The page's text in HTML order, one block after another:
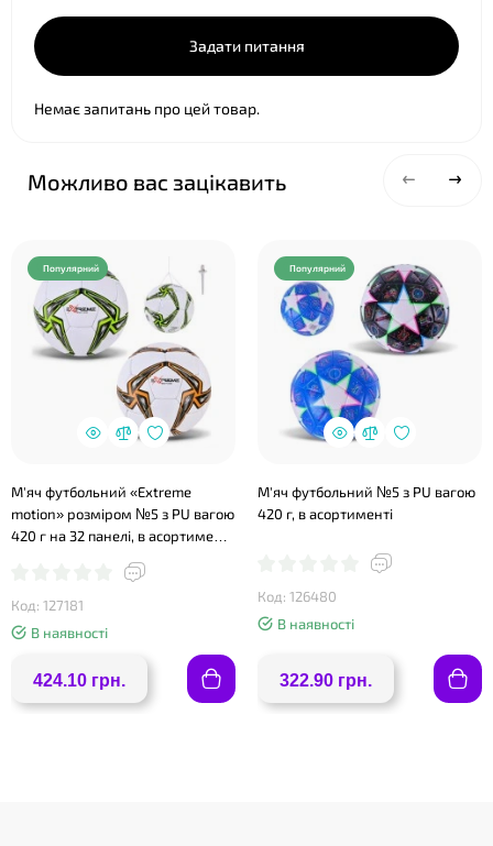
Задати питання
Немає запитань про цей товар.
Можливо вас зацікавить
Популярний
М'яч футбольний «Extreme
motion» розміром №5 з PU вагою
420 г на 32 панелі, в асортименті,
Код: 127181
В наявності
424.10 грн.
Популярний
М'яч футбольний №5 з PU вагою
420 г, в асортименті
Код: 126480
В наявності
322.90 грн.